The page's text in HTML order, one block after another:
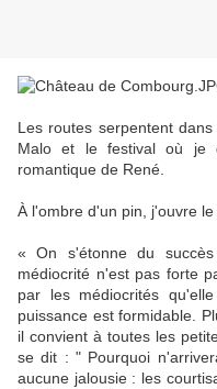
Les routes serpentent
Malo et le festival où je
romantique de René.
À l'ombre d'un pin, j'ouvre
« On s'étonne du
médiocrité n'est pas forte
par les médiocrités
puissance est formidable.
il convient à toutes les
se dit : " Pourquoi
aucune jalousie : les